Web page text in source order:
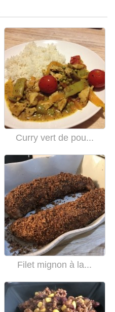
Curry vert de pou...
Filet mignon à la...